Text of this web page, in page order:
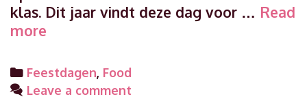
klas. Dit jaar vindt deze dag voor … Read
more
met
pannenkoeken:
Categories
Feestdagen, Food
Leave a comment